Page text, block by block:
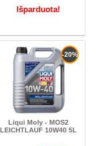
Išparduota!
-20%
Liqui Moly - MOS2
LEICHTLAUF 10W40 5L